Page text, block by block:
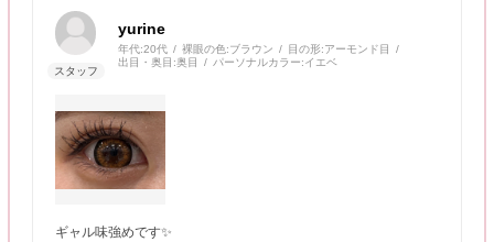
yurine
年代:20代 裸眼の色:ブラウン 目の形:アーモンド目
出目・奥目:奥目 パーソナルカラー:イエベ
ギャル味強めです✨